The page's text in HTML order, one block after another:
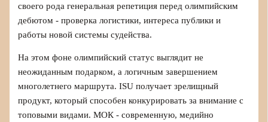
своего рода генеральная репетиция перед олимпийским
дебютом - проверка логистики, интереса публики и
работы новой системы судейства.
На этом фоне олимпийский статус выглядит не
неожиданным подарком, а логичным завершением
многолетнего маршрута. ISU получает зрелищный
продукт, который способен конкурировать за внимание с
топовыми видами. МОК - современную, медийно